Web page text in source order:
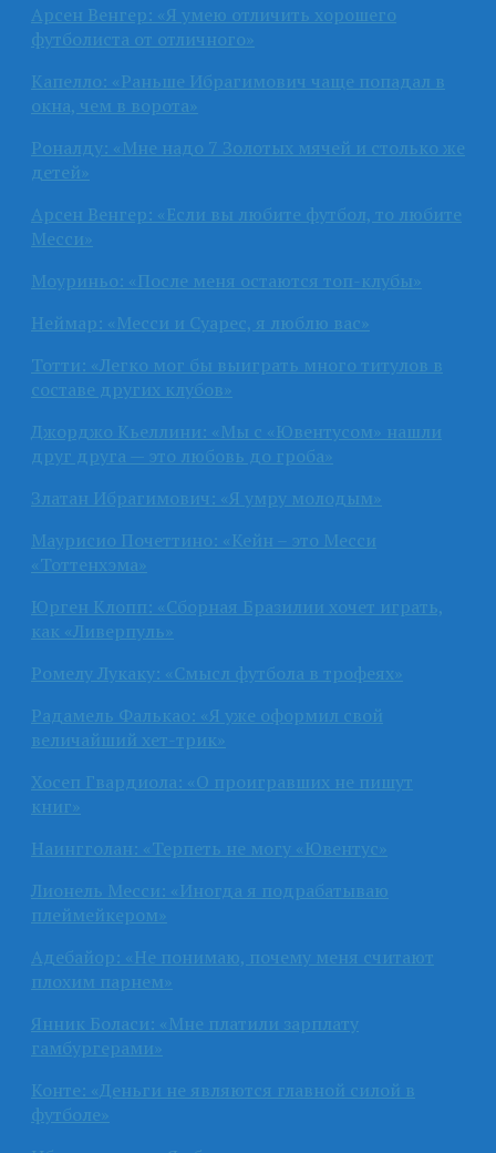
Арсен Венгер: «Я умею отличить хорошего
футболиста от отличного»
Капелло: «Раньше Ибрагимович чаще попадал в
окна, чем в ворота»
Роналду: «Мне надо 7 Золотых мячей и столько же
детей»
Арсен Венгер: «Если вы любите футбол, то любите
Месси»
Моуриньо: «После меня остаются топ-клубы»
Неймар: «Месси и Суарес, я люблю вас»
Тотти: «Легко мог бы выиграть много титулов в
составе других клубов»
Джорджо Кьеллини: «Мы с «Ювентусом» нашли
друг друга — это любовь до гроба»
Златан Ибрагимович: «Я умру молодым»
Маурисио Почеттино: «Кейн – это Месси
«Тоттенхэма»
Юрген Клопп: «Сборная Бразилии хочет играть,
как «Ливерпуль»
Ромелу Лукаку: «Смысл футбола в трофеях»
Радамель Фалькао: «Я уже оформил свой
величайший хет-трик»
Хосеп Гвардиола: «О проигравших не пишут
книг»
Наингголан: «Терпеть не могу «Ювентус»
Лионель Месси: «Иногда я подрабатываю
плеймейкером»
Адебайор: «Не понимаю, почему меня считают
плохим парнем»
Янник Боласи: «Мне платили зарплату
гамбургерами»
Конте: «Деньги не являются главной силой в
футболе»